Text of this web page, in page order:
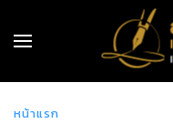
หน้าแรก